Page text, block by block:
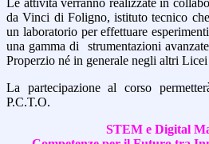
Le attività verranno realizzate in
da Vinci di Foligno, istituto tecnico
un laboratorio per effettuare
una gamma di strumentazioni
Properzio né in generale negli altri
La partecipazione al corso
P.C.T.O.
STEM e Digital